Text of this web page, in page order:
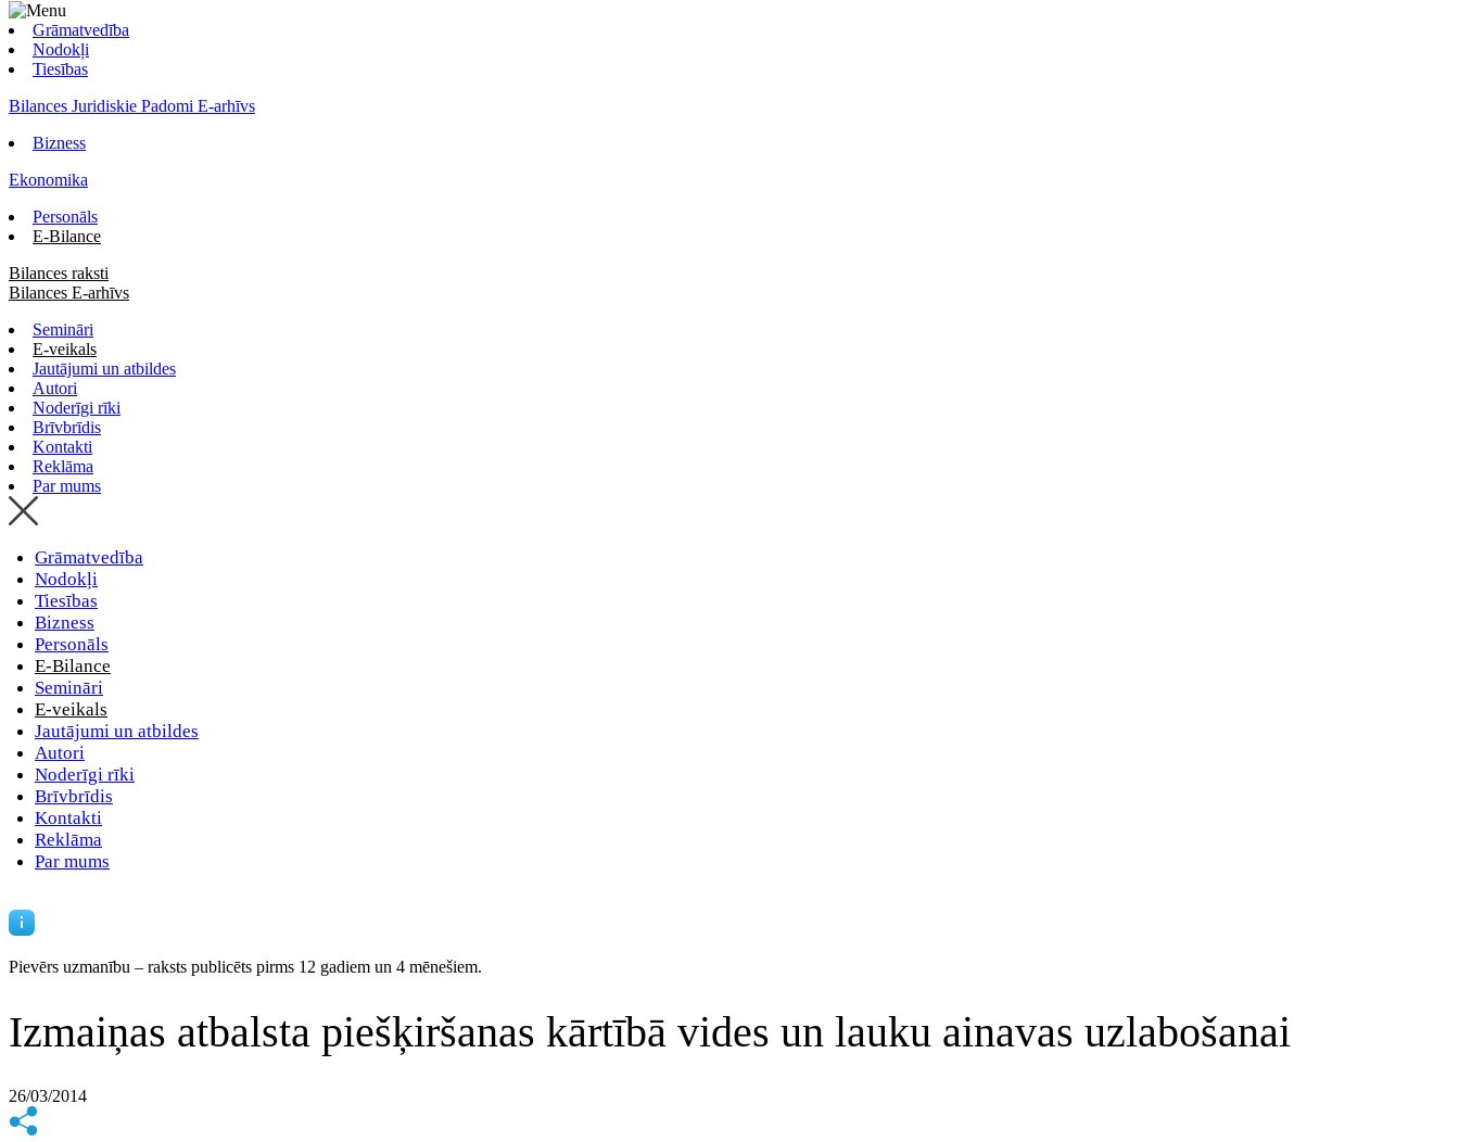
Grāmatvedība
Nodokļi
Tiesības
Bilances Juridiskie Padomi E-arhīvs
Bizness
Ekonomika
Personāls
E-Bilance
Bilances raksti
Bilances E-arhīvs
Semināri
E-veikals
Jautājumi un atbildes
Autori
Noderīgi rīki
Brīvbrīdis
Kontakti
Reklāma
Par mums
Grāmatvedība
Nodokļi
Tiesības
Bizness
Personāls
E-Bilance
Semināri
E-veikals
Jautājumi un atbildes
Autori
Noderīgi rīki
Brīvbrīdis
Kontakti
Reklāma
Par mums
Pievērs uzmanību – raksts publicēts pirms 12 gadiem un 4 mēnešiem.
Izmaiņas atbalsta piešķiršanas kārtībā vides un lauku ainavas uzlabošanai
26/03/2014